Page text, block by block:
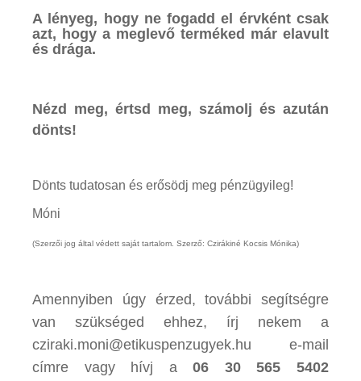
A lényeg, hogy ne fogadd el érvként csak
azt, hogy a meglevő terméked már elavult
és drága.
Nézd meg, értsd meg, számolj és azután
dönts!
Dönts tudatosan és erősödj meg pénzügyileg!
Móni
(Szerzői jog által védett saját tartalom. Szerző: Czirákiné Kocsis Mónika)
Amennyiben úgy érzed, további segítségre
van szükséged ehhez, írj nekem a
cziraki.moni@etikuspenzugyek.hu e-mail
címre vagy hívj a06 30 565 5402